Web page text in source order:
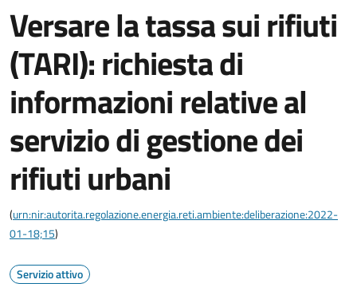
Versare la tassa sui rifiuti
(TARI): richiesta di
informazioni relative al
servizio di gestione dei
rifiuti urbani
(urn:nir:autorita.regolazione.energia.reti.ambiente:deliberazione:2022-
01-18;15)
Servizio attivo